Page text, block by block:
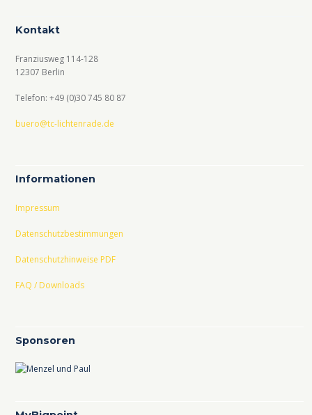
Kontakt
Franziusweg 114-128
12307 Berlin
Telefon: +49 (0)30 745 80 87
buero@tc-lichtenrade.de
Informationen
Impressum
Datenschutzbestimmungen
Datenschutzhinweise PDF
FAQ / Downloads
Sponsoren